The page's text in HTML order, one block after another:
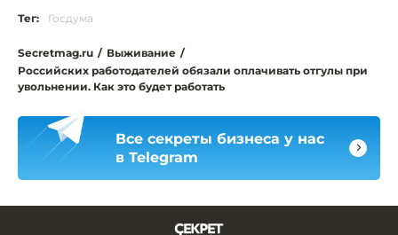
Тег: Госдума
Secretmag.ru / Выживание /
Российских работодателей обязали оплачивать отгулы при
увольнении. Как это будет работать
Все секреты бизнеса у нас
в Telegram